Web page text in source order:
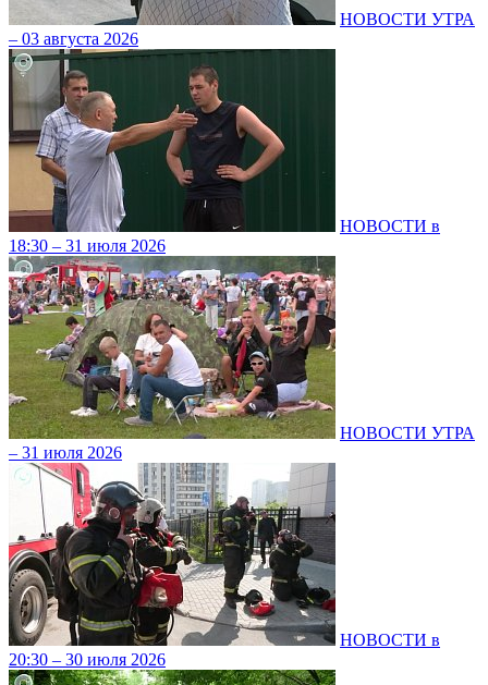
НОВОСТИ УТРА
– 03 августа 2026
НОВОСТИ в
18:30 – 31 июля 2026
НОВОСТИ УТРА
– 31 июля 2026
НОВОСТИ в
20:30 – 30 июля 2026